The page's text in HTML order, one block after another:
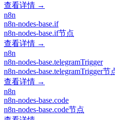
查看详情 →
n8n
n8n-nodes-base.if
n8n-nodes-base.if节点
查看详情 →
n8n
n8n-nodes-base.telegramTrigger
n8n-nodes-base.telegramTrigger节
查看详情 →
n8n
n8n-nodes-base.code
n8n-nodes-base.code节点